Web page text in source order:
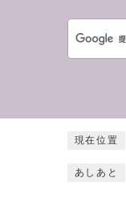
現在位置
あしあと